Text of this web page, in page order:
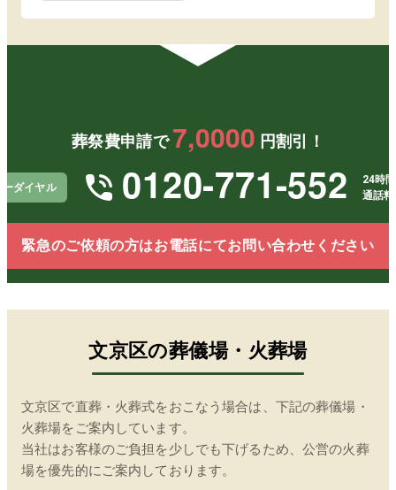
葬祭費申請で 7,0000 円割引！
ーダイヤル 0120-771-552
24時
通話
緊急のご依頼の方はお電話にてお問い合わせください
文京区の葬儀場・火葬場
文京区で直葬・火葬式をおこなう場合は、下記の葬儀場・
火葬場をご案内しています。
当社はお客様のご負担を少しでも下げるため、公営の火葬
場を優先的にご案内しております。